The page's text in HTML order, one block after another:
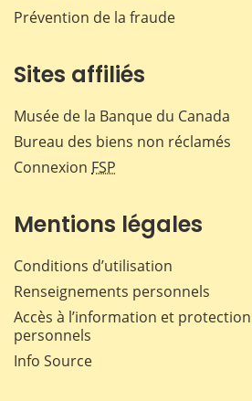
Prévention de la fraude
Sites affiliés
Musée de la Banque du Canada
Bureau des biens non réclamés
Connexion FSP
Mentions légales
Conditions d’utilisation
Renseignements personnels
Accès à l’information et
personnels
Info Source